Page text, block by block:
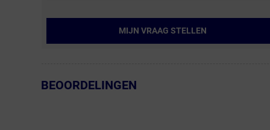
MIJN VRAAG STELLEN
← Terug naar productnavigatie
BEOORDELINGEN